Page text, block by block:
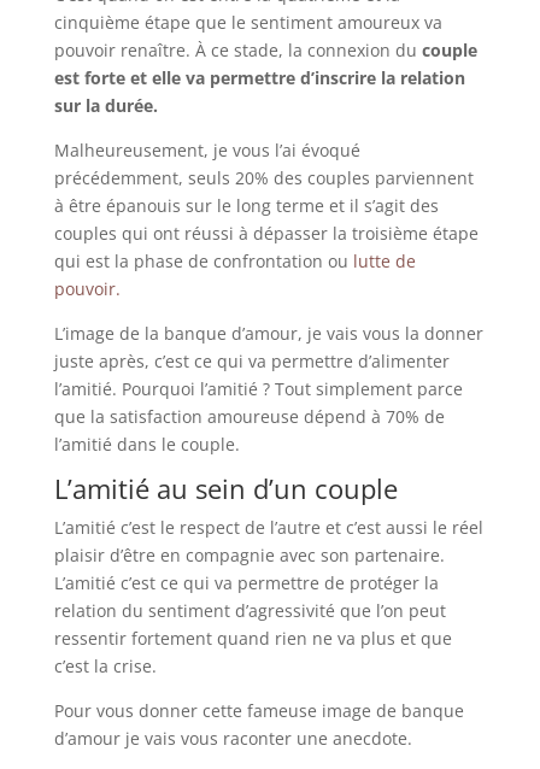
cinquième étape que le sentiment amoureux va
pouvoir renaître. À ce stade, la connexion du couple
est forte et elle va permettre d’inscrire la relation
sur la durée.
Malheureusement, je vous l’ai évoqué
précédemment, seuls 20% des couples parviennent
à être épanouis sur le long terme et il s’agit des
couples qui ont réussi à dépasser la troisième étape
qui est la phase de confrontation ou lutte de
pouvoir.
L’image de la banque d’amour, je vais vous la donner
juste après, c’est ce qui va permettre d’alimenter
l’amitié. Pourquoi l’amitié ? Tout simplement parce
que la satisfaction amoureuse dépend à 70% de
l’amitié dans le couple.
L’amitié au sein d’un couple
L’amitié c’est le respect de l’autre et c’est aussi le réel
plaisir d’être en compagnie avec son partenaire.
L’amitié c’est ce qui va permettre de protéger la
relation du sentiment d’agressivité que l’on peut
ressentir fortement quand rien ne va plus et que
c’est la crise.
Pour vous donner cette fameuse image de banque
d’amour je vais vous raconter une anecdote.